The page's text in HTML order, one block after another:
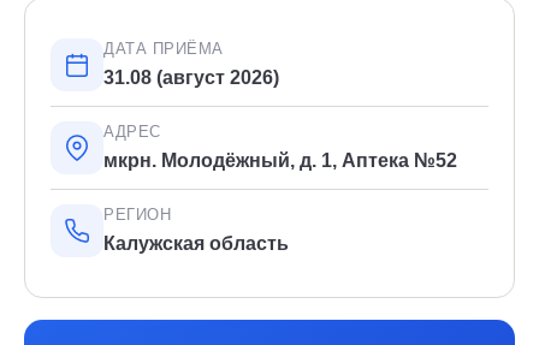
ДАТА ПРИЁМА
31.08 (август 2026)
АДРЕС
мкрн. Молодёжный, д. 1, Аптека №52
РЕГИОН
Калужская область